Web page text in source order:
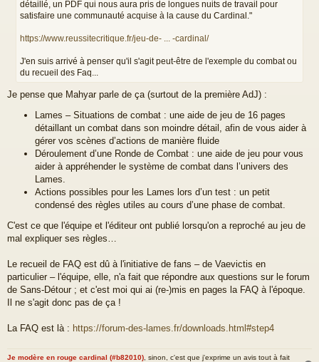
détaillé, un PDF qui nous aura pris de longues nuits de travail pour
satisfaire une communauté acquise à la cause du Cardinal."
https://www.reussitecritique.fr/jeu-de- ... -cardinal/
J'en suis arrivé à penser qu'il s'agit peut-être de l'exemple du combat ou
du recueil des Faq...
Je pense que Mahyar parle de ça (surtout de la première AdJ) :
Lames – Situations de combat : une aide de jeu de 16 pages
détaillant un combat dans son moindre détail, afin de vous aider à
gérer vos scènes d’actions de manière fluide
Déroulement d’une Ronde de Combat : une aide de jeu pour vous
aider à appréhender le système de combat dans l’univers des
Lames.
Actions possibles pour les Lames lors d’un test : un petit
condensé des règles utiles au cours d’une phase de combat.
C'est ce que l'équipe et l'éditeur ont publié lorsqu'on a reproché au jeu de
mal expliquer ses règles…
Le recueil de FAQ est dû à l'initiative de fans – de Vaevictis en
particulier – l'équipe, elle, n'a fait que répondre aux questions sur le forum
de Sans-Détour ; et c'est moi qui ai (re-)mis en pages la FAQ à l'époque.
Il ne s'agit donc pas de ça !
La FAQ est là : https://forum-des-lames.fr/downloads.html#step4
Je modère en rouge cardinal (#b82010) , sinon, c'est que j'exprime un avis tout à fait